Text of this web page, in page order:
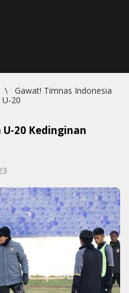
\
Gawat! Timnas Indonesia
U-20
20 Kedinginan